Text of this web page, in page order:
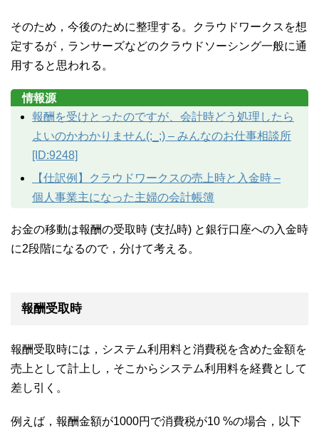
そのため，今後のために整理する。クラウドワークスを想
定するが，ランサーズなどのクラウドソーシング一般に通
用すると思われる。
情報源
報酬を受けとったのですが、会計時どう処理したら
よいのかわかりません(;_;) – みんなのお仕事相談所
[ID:9248]
【仕訳例】クラウドワークスの売上時と入金時 –
個人事業主になった主婦の会計帳簿
お金の移動は報酬の受取時 (支払時) と銀行口座への入金時
に2段階になるので，分けて考える。
報酬受取時
報酬受取時には，システム利用料と消費税を含めた金額を
売上として計上し，そこからシステム利用料を経費として
差し引く。
例えば，報酬金額が1000円で消費税が10 %の場合，以下